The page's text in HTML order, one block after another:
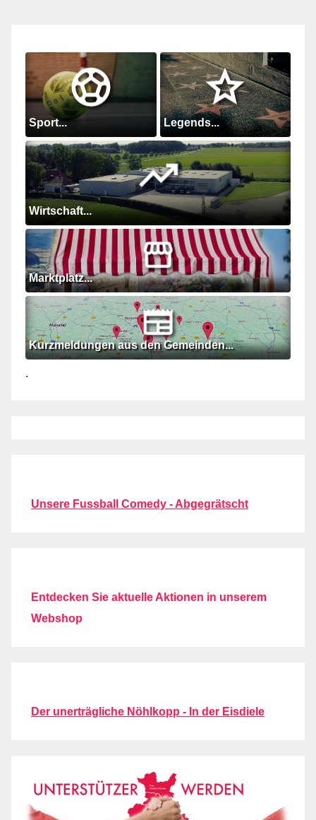
Sport... Legends...
Wirtschaft...
Marktplatz...
Kurzmeldungen aus den Gemeinden...
.
Unsere Fussball Comedy - Abgegrätscht
Entdecken Sie aktuelle Aktionen in unserem
Webshop
Der unerträgliche Nöhlkopp - In der Eisdiele